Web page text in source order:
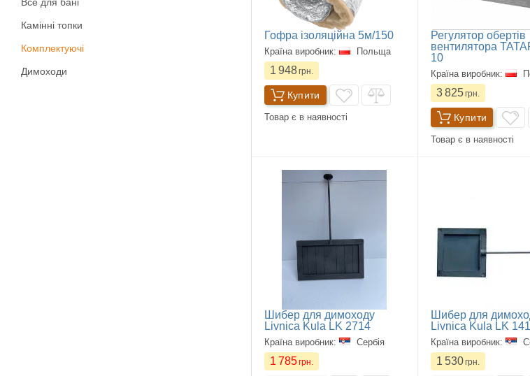
Гофра ізоляційна 5м/150
Країна виробник: Польща
1 948грн.
Купити
Товар є в наявності
Регулятор обертів
вентилятора
10
Країна виробник:
3 825грн.
Купити
Товар є в наявності
Шибер для димоходу
Livnica Kula LK 2714
Країна виробник: Сербія
1 785грн.
Шибер для
Livnica Kula LK
Країна виробник:
1 530грн.
Камінні топки
Комплектуючі
Димоходи